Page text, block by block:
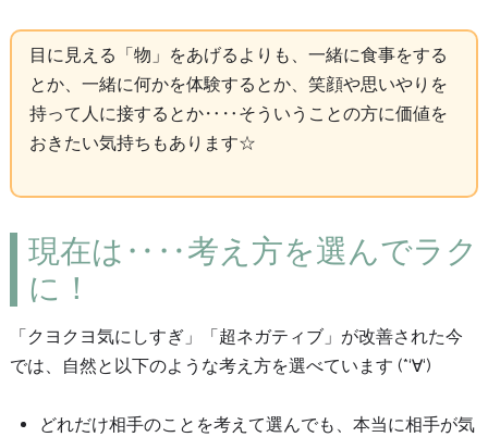
目に見える「物」をあげるよりも、一緒に食事をする
とか、一緒に何かを体験するとか、笑顔や思いやりを
持って人に接するとか‥‥そういうことの方に価値を
おきたい気持ちもあります☆
現在は‥‥考え方を選んでラク
に！
「クヨクヨ気にしすぎ」「超ネガティブ」が改善された今
では、自然と以下のような考え方を選べています (*‘∀‘)
どれだけ相手のことを考えて選んでも、本当に相手が気